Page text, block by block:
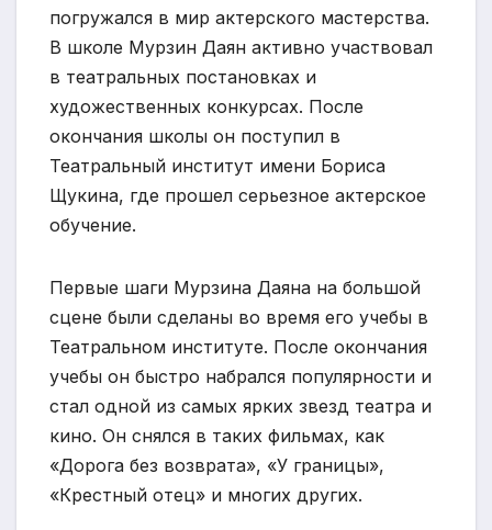
погружался в мир актерского мастерства.
В школе Мурзин Даян активно участвовал
в театральных постановках и
художественных конкурсах. После
окончания школы он поступил в
Театральный институт имени Бориса
Щукина, где прошел серьезное актерское
обучение.
Первые шаги Мурзина Даяна на большой
сцене были сделаны во время его учебы в
Театральном институте. После окончания
учебы он быстро набрался популярности и
стал одной из самых ярких звезд театра и
кино. Он снялся в таких фильмах, как
«Дорога без возврата», «У границы»,
«Крестный отец» и многих других.